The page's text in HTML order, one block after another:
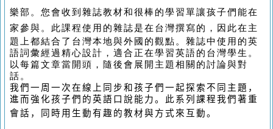
樂部。您會收到雜誌教材和很棒的學習單讓孩子們能在
家參與。 此課程使用的雜誌是在台灣撰寫的，因此在主
題上都結合了台灣本地與外國的觀點。雜誌中使用的英
語詞彙經過精心設計，適合正在學習英語的台灣學生。
以每篇文章當開頭，隨後會展開主題相關的討論與對
話。
我們一周一次在線上同步和孩子們一起探索不同 主題，
進而強化孩子們的英語口說能力。 此系列課程我們著重
會話，同時用生動有趣的教材與 方式來互動。